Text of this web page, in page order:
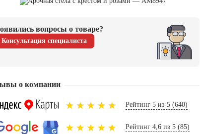
вопросы о товаре?
Консультация специалиста
о компании
Рейтинг 5 из 5 (640)
Рейтинг 4,6 из 5 (85)